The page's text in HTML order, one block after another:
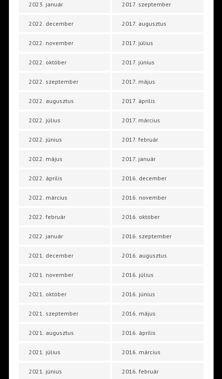
2023. január
2022. december
2022. november
2022. október
2022. szeptember
2022. augusztus
2022. július
2022. június
2022. május
2022. április
2022. március
2022. február
2022. január
2021. december
2021. november
2021. október
2021. szeptember
2021. augusztus
2021. július
2021. június
2017. szeptember
2017. augusztus
2017. július
2017. június
2017. május
2017. április
2017. március
2017. február
2017. január
2016. december
2016. november
2016. október
2016. szeptember
2016. augusztus
2016. július
2016. június
2016. május
2016. április
2016. március
2016. február